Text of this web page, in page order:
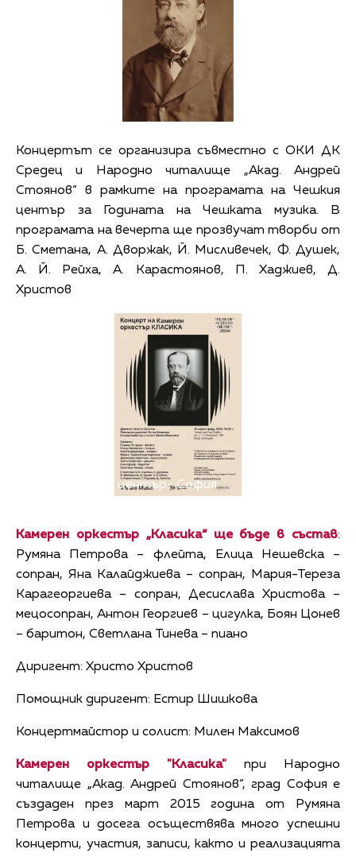
Концертът се организира съвместно с ОКИ ДК
Средец и Народно читалище „Акад. Андрей
Стоянов“ в рамките на програмата на Чешкия
център за Годината на Чешката музика. В
програмата на вечерта ще прозвучат творби от
Б. Сметана, А. Дворжак, Й. Мисливечек, Ф. Душек,
А. Й. Рейха, А. Карастоянов, П. Хаджиев, Д.
Христов
Снимка: Чешки център- София
Камерен оркестър „Класика“ ще бъде в състав:
Румяна Петрова – флейта, Елица Нешевска –
сопран, Яна Калайджиева – сопран, Мария-Тереза
Карагеоргиева – сопран, Десислава Христова –
мецосопран, Антон Георгиев – цигулка, Боян Цонев
– баритон, Светлана Тинева – пиано
Диригент: Христо Христов
Помощник диригент: Естир Шишкова
Концертмайстор и солист: Милен Максимов
Камерен оркестър "Класика" при Народно
читалище „Акад. Андрей Стоянов“, град София е
създаден през март 2015 година от Румяна
Петрова и досега осъществява много успешни
концерти, участия, записи, както и реализацията